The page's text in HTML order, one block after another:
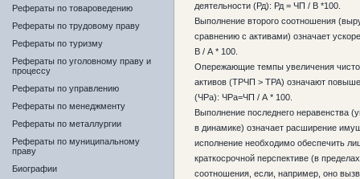
Рефераты по товароведению
Рефераты по трудовому праву
Рефераты по туризму
Рефераты по уголовному праву и
процессу
Рефераты по управлению
Рефераты по менеджменту
Рефераты по металлургии
Рефераты по муниципальному
праву
Биографии
деятельности (Рд): Рд = ЧП / В *100.
Выполнение второго соотношения
сравнению с активами) означает
В / А * 100.
Опережающие темпы увеличения
активов (ТРЧП > ТРА) означают
(ЧРа): ЧРа=ЧП / А * 100.
Выполнение последнего неравенства
в динамике) означает расширение
исполнение необходимо обеспечить
краткосрочной перспективе (в
соотношения, если, например, оно